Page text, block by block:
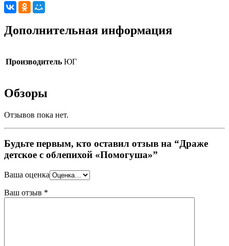
Дополнительная информация
Производитель ЮГ
Обзоры
Отзывов пока нет.
Будьте первым, кто оставил отзыв на “Драже
детское с облепихой «Помогуша»”
Ваша оценка
Ваш отзыв *